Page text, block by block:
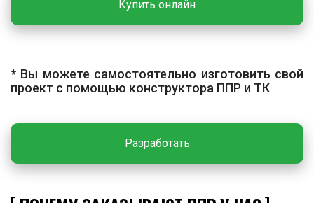
предупредительные знаки.Купить онлайн
* Вы можете самостоятельно изготовить свой
проект с помощью конструктора ППР и ТК
Разработать